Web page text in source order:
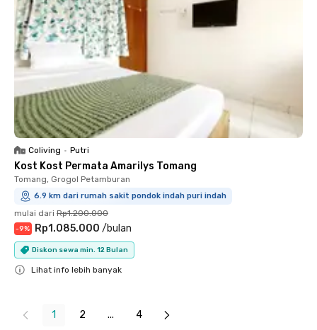
Coliving • Putri
Kost Kost Permata Amarilys Tomang
Tomang, Grogol Petamburan
6.9 km dari rumah sakit pondok indah puri indah
mulai dari Rp1.200.000
-9% Rp1.085.000 /bulan
Diskon sewa min. 12 Bulan
Lihat info lebih banyak
1 2 ... 4